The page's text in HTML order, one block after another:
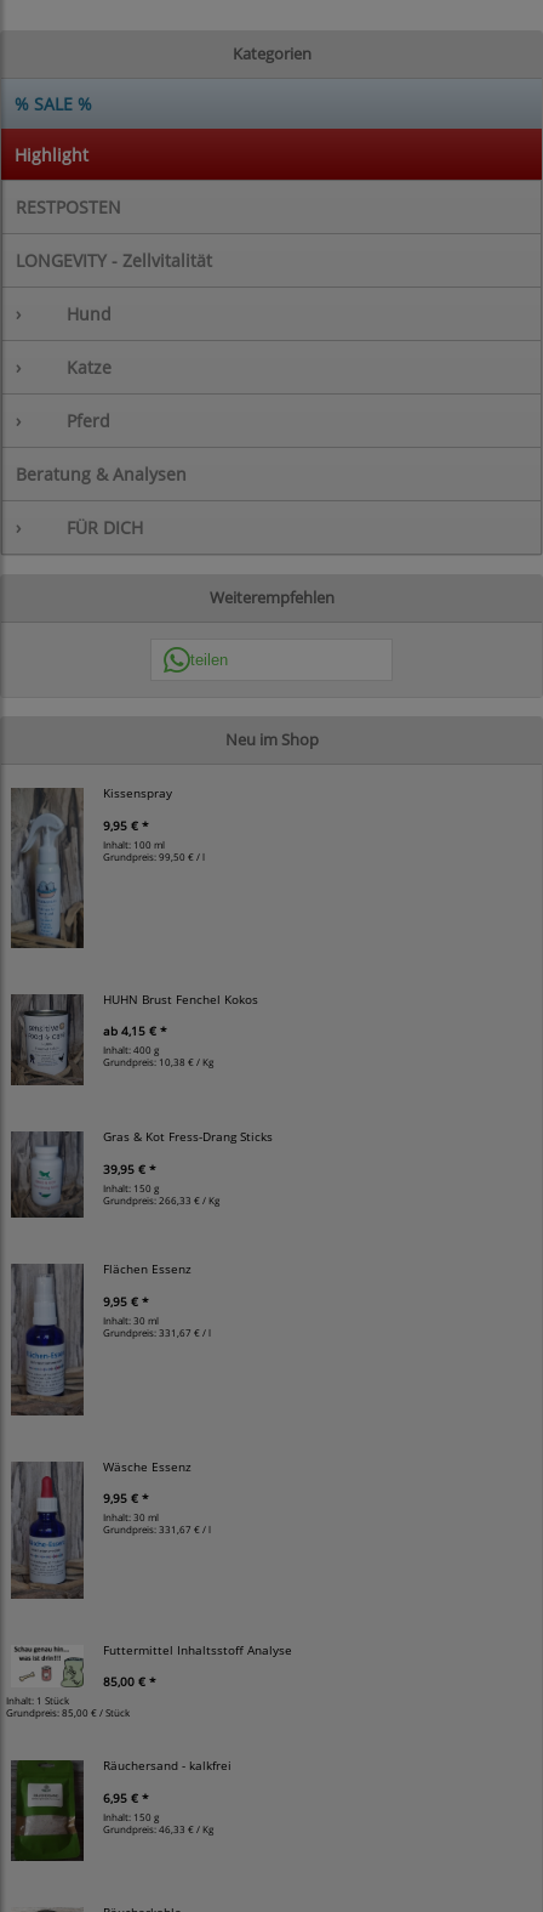
Kategorien
% SALE %
Highlight
RESTPOSTEN
LONGEVITY - Zellvitalität
› Hund
› Katze
› Pferd
Beratung & Analysen
› FÜR DICH
Weiterempfehlen
teilen
Neu im Shop
Kissenspray
9,95 € *
Inhalt: 100 ml
Grundpreis:99,50 € / l
HUHN Brust Fenchel Kokos
ab 4,15 € *
Inhalt: 400 g
Grundpreis: 10,38 € / Kg
Gras & Kot Fress-Drang Sticks
39,95 € *
Inhalt: 150 g
Grundpreis: 266,33 € / Kg
Flächen Essenz
9,95 € *
Inhalt: 30 ml
Grundpreis:331,67 € / l
Wäsche Essenz
9,95 € *
Inhalt: 30 ml
Grundpreis:331,67 € / l
Futtermittel Inhaltsstoff Analyse
85,00 € *
Inhalt: 1 Stück
Grundpreis:85,00 € / Stück
Räuchersand - kalkfrei
6,95 € *
Inhalt: 150 g
Grundpreis:46,33 € / Kg